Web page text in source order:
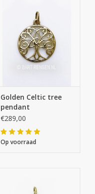
Golden Celtic tree
pendant
€289,00
Op voorraad